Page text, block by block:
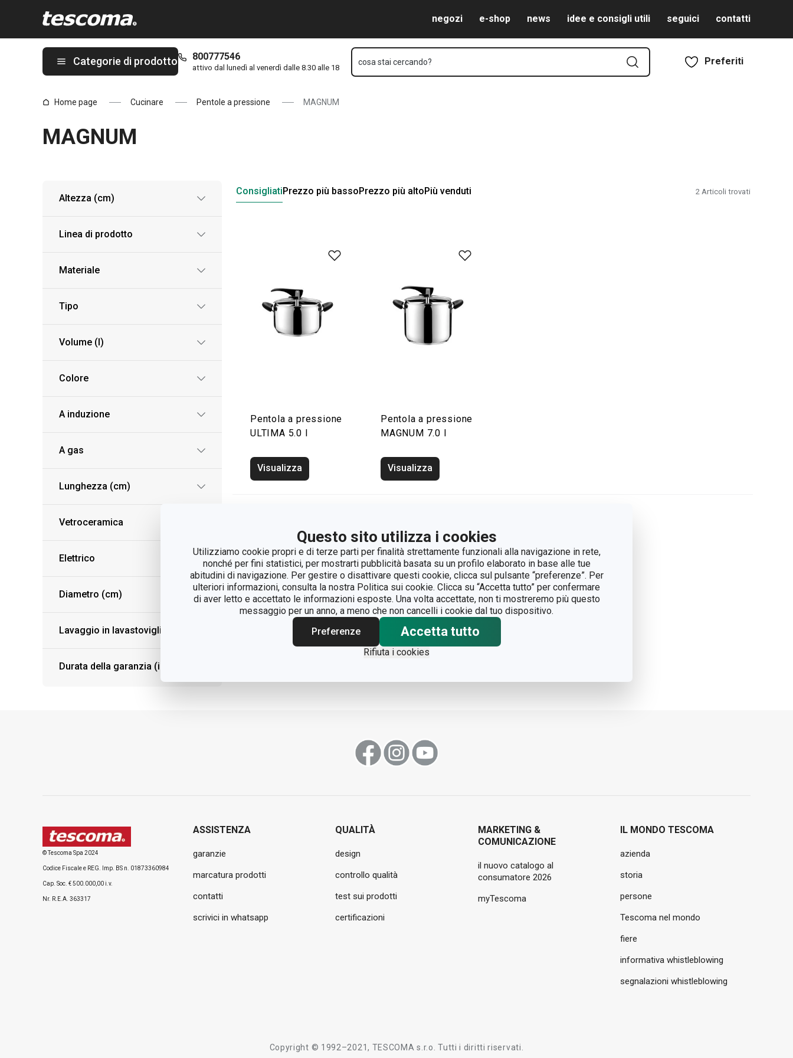
Questo sito utilizza i cookies
Utilizziamo cookie propri e di terze parti per finalità strettamente funzionali alla navigazione in rete,
nonché per fini statistici, per mostrarti pubblicità basata su un profilo elaborato in base alle tue
abitudini di navigazione. Per gestire o disattivare questi cookie, clicca sul pulsante “preferenze”. Per
ulteriori informazioni, consulta la nostra Politica sui cookie. Clicca su “Accetta tutto” per confermare
di aver letto e accettato le informazioni esposte. Una volta accettate, non ti mostreremo più questo
messaggio per un anno, a meno che non cancelli i cookie dal tuo dispositivo.
Preferenze
Accetta tutto
Rifiuta i cookies
negozi e-shop news idee e consigli utili seguici contatti
Categorie di prodotto 800777546
attivo dal lunedì al venerdì dalle 8.30 alle 18
cosa stai cercando? Preferiti
Home page Cucinare Pentole a pressione MAGNUM
MAGNUM
Altezza (cm)
Linea di prodotto
Materiale
Tipo
Volume (l)
Colore
A induzione
A gas
Lunghezza (cm)
Vetroceramica
Elettrico
Diametro (cm)
Lavaggio in lavastoviglie
Durata della garanzia (in anni)
ConsigliatiPrezzo più bassoPrezzo più altoPiù venduti 2 Articoli trovati
Pentola a pressione
ULTIMA 5.0 l
Visualizza
Pentola a pressione
MAGNUM 7.0 l
Visualizza
© Tescoma Spa 2024
Codice Fiscale e REG. Imp. BS n. 01873360984
Cap. Soc. € 500.000,00 i.v.
Nr. R.E.A. 363317
ASSISTENZA
garanzie
marcatura prodotti
contatti
scrivici in whatsapp
QUALITÀ
design
controllo qualità
test sui prodotti
certificazioni
MARKETING &
COMUNICAZIONE
il nuovo catalogo al
consumatore 2026
myTescoma
IL MONDO TESCOMA
azienda
storia
persone
Tescoma nel mondo
fiere
informativa whistleblowing
segnalazioni whistleblowing
Copyright © 1992–2021, TESCOMA s.r.o. Tutti i diritti riservati.